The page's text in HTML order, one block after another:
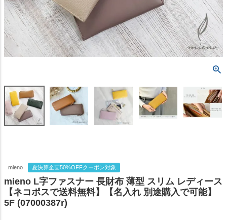
mieno 夏決算企画50%OFFクーポン対象
mieno L字ファスナー 長財布 薄型 スリム レディース
【ネコポスで送料無料】【名入れ 別途購入で可能】
5F (07000387r)